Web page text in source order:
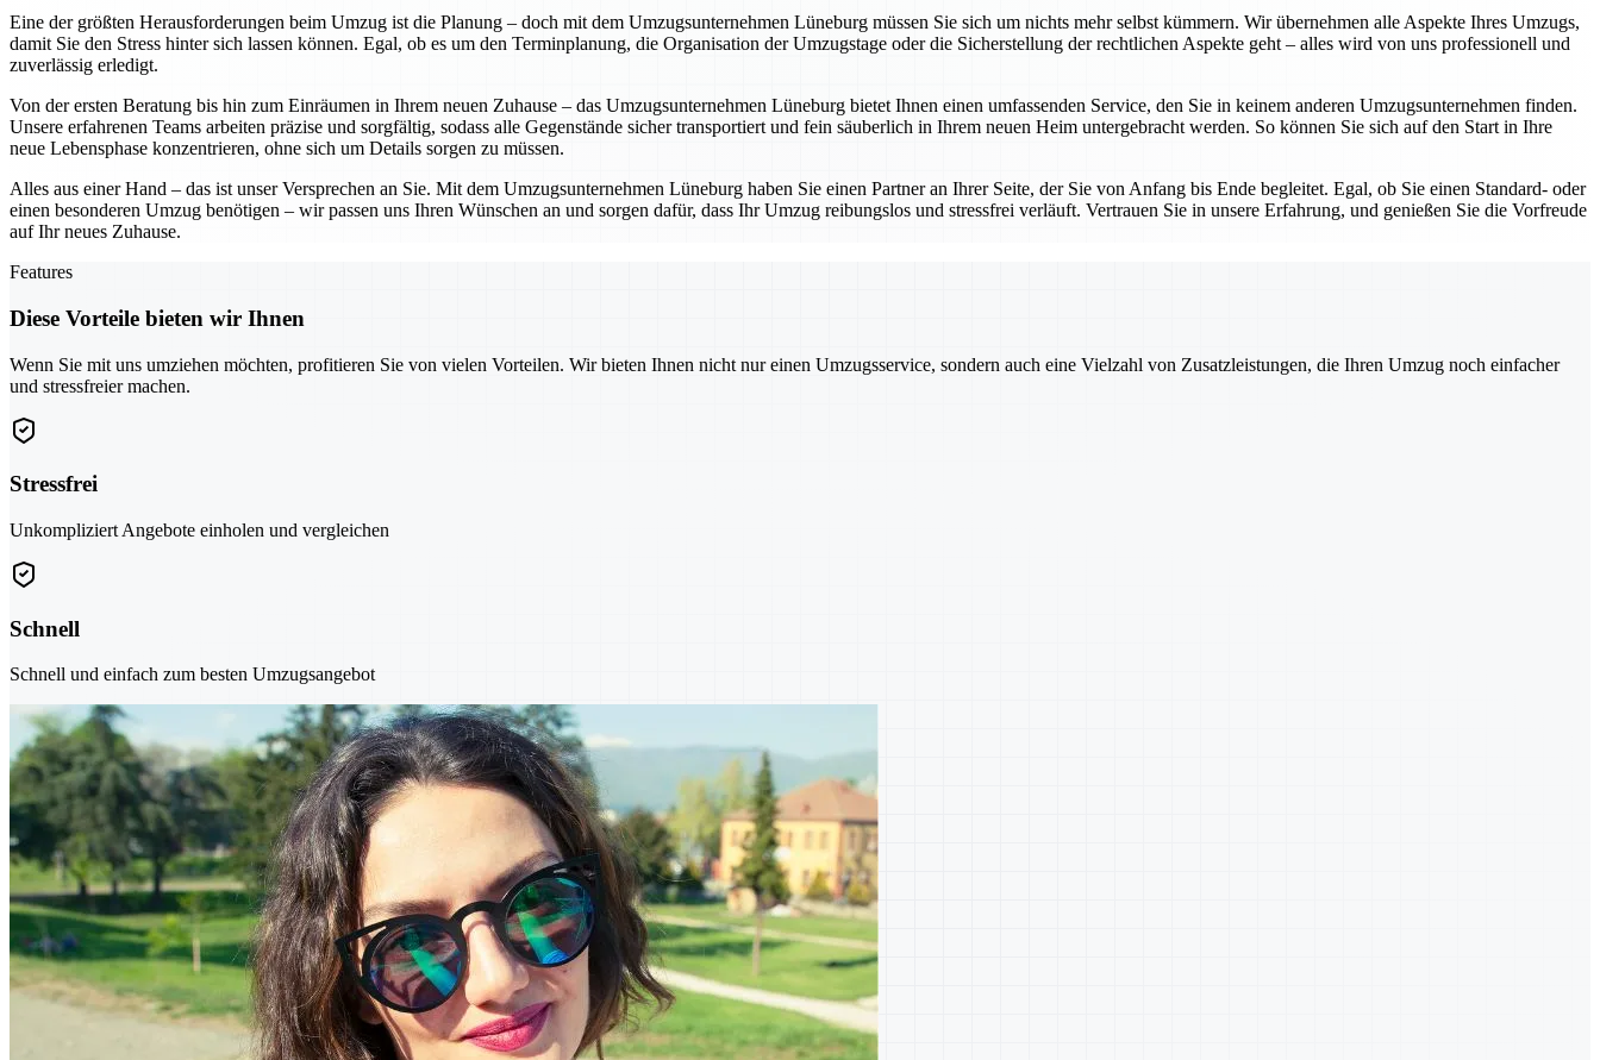
Eine der größten Herausforderungen beim Umzug ist die Planung – doch mit dem Umzugsunternehmen Lüneburg müssen Sie sich um nichts mehr selbst kümmern. Wir übernehmen alle Aspekte Ihres Umzugs,
damit Sie den Stress hinter sich lassen können. Egal, ob es um den Terminplanung, die Organisation der Umzugstage oder die Sicherstellung der rechtlichen Aspekte geht – alles wird von uns professionell und
zuverlässig erledigt.
Von der ersten Beratung bis hin zum Einräumen in Ihrem neuen Zuhause – das Umzugsunternehmen Lüneburg bietet Ihnen einen umfassenden Service, den Sie in keinem anderen Umzugsunternehmen finden.
Unsere erfahrenen Teams arbeiten präzise und sorgfältig, sodass alle Gegenstände sicher transportiert und fein säuberlich in Ihrem neuen Heim untergebracht werden. So können Sie sich auf den Start in Ihre
neue Lebensphase konzentrieren, ohne sich um Details sorgen zu müssen.
Alles aus einer Hand – das ist unser Versprechen an Sie. Mit dem Umzugsunternehmen Lüneburg haben Sie einen Partner an Ihrer Seite, der Sie von Anfang bis Ende begleitet. Egal, ob Sie einen Standard- oder
einen besonderen Umzug benötigen – wir passen uns Ihren Wünschen an und sorgen dafür, dass Ihr Umzug reibungslos und stressfrei verläuft. Vertrauen Sie in unsere Erfahrung, und genießen Sie die Vorfreude
auf Ihr neues Zuhause.
Features
Diese Vorteile bieten wir Ihnen
Wenn Sie mit uns umziehen möchten, profitieren Sie von vielen Vorteilen. Wir bieten Ihnen nicht nur einen Umzugsservice, sondern auch eine Vielzahl von Zusatzleistungen, die Ihren Umzug noch einfacher
und stressfreier machen.
Stressfrei
Unkompliziert Angebote einholen und vergleichen
Schnell
Schnell und einfach zum besten Umzugsangebot